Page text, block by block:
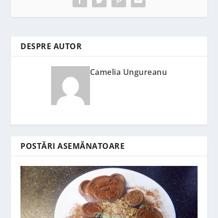
DESPRE AUTOR
Camelia Ungureanu
POSTĂRI ASEMĂNATOARE